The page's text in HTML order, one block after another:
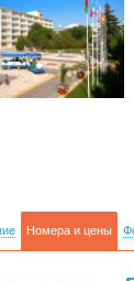
Номера и цены